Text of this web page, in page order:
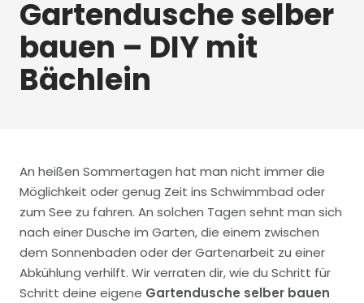
Gartendusche selber
bauen – DIY mit
Bächlein
An heißen Sommertagen hat man nicht immer die
Möglichkeit oder genug Zeit ins Schwimmbad oder
zum See zu fahren. An solchen Tagen sehnt man sich
nach einer Dusche im Garten, die einem zwischen
dem Sonnenbaden oder der Gartenarbeit zu einer
Abkühlung verhilft. Wir verraten dir, wie du Schritt für
Schritt deine eigene Gartendusche selber bauen